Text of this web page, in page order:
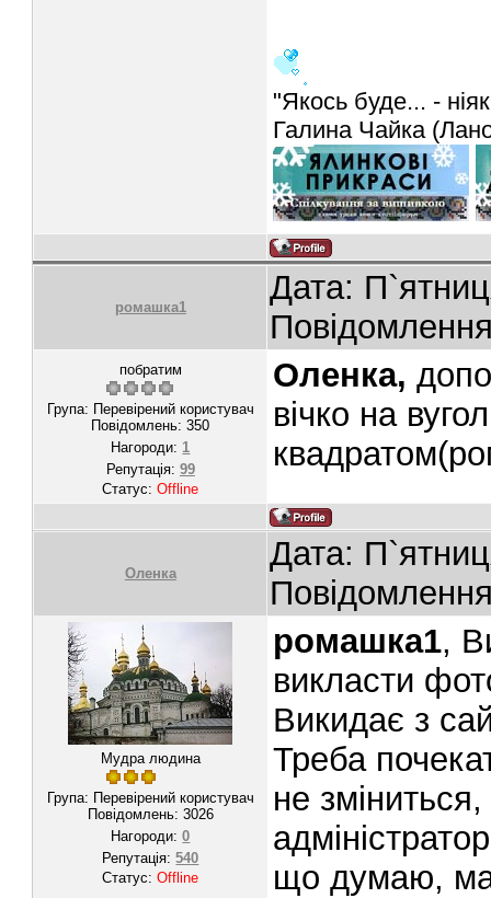
"Якось буде... -
Галина Чайка
ромашка1
Дата:
побратим
Група: Перевірений користувач
Повідомлень:350
Нагороди: 1
Репутація: 99
Статус:Offline
Oленка,
вічко на
Oленка
Дата:
Мудра людина
Група: Перевірений користувач
Повідомлень: 3026
Нагороди:0
Репутація:540
Статус:Offline
ромашка1,
викласти
Викидає з
Треба
не
що думаю,